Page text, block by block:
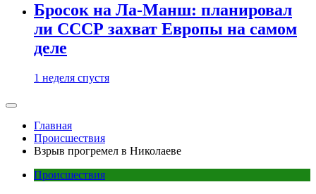
Бросок на Ла-Манш: планировал
ли СССР захват Европы на самом
деле
1 неделя спустя
Главная
Происшествия
Взрыв прогремел в Николаеве
Происшествия